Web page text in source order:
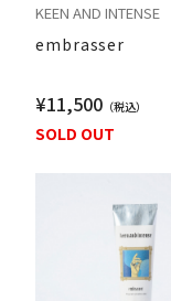
SOLD OUT
KEEN AND INTENSE
embrasser
¥11,500